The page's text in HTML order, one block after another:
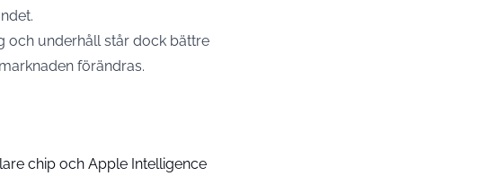
och underhåll står dock bättre
förändras.
chip och Apple Intelligence